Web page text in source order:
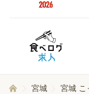
宮城 宮城 こ